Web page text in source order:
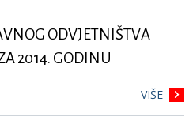
ODVJETNIŠTVA
2014. GODINU
VIŠE